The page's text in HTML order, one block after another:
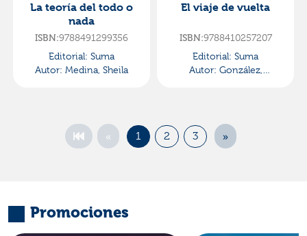
La teoría del todo o
nada
ISBN:9788491299356
Editorial: Suma
Autor: Medina, Sheila
El viaje de vuelta
ISBN:9788410257207
Editorial: Suma
Autor: González,
« 1 2 3 »
Promociones